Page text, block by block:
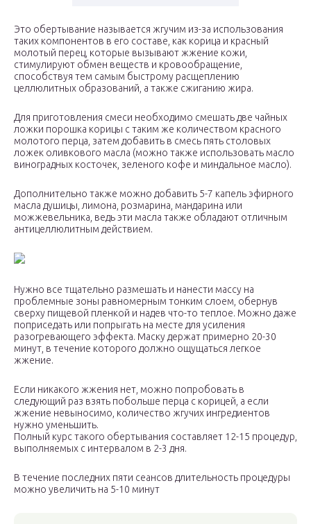
Это обертывание называется жгучим из-за использования
таких компонентов в его составе, как корица и красный
молотый перец, которые вызывают жжение кожи,
стимулируют обмен веществ и кровообращение,
способствуя тем самым быстрому расщеплению
целлюлитных образований, а также сжиганию жира.
Для приготовления смеси необходимо смешать две чайных
ложки порошка корицы с таким же количеством красного
молотого перца, затем добавить в смесь пять столовых
ложек оливкового масла (можно также использовать масло
виноградных косточек, зеленого кофе и миндальное масло).
Дополнительно также можно добавить 5-7 капель эфирного
масла душицы, лимона, розмарина, мандарина или
можжевельника, ведь эти масла также обладают отличным
антицеллюлитным действием.
Нужно все тщательно размешать и нанести массу на
проблемные зоны равномерным тонким слоем, обернув
сверху пищевой пленкой и надев что-то теплое. Можно даже
поприседать или попрыгать на месте для усиления
разогревающего эффекта. Маску держат примерно 20-30
минут, в течение которого должно ощущаться легкое
жжение.
Если никакого жжения нет, можно попробовать в
следующий раз взять побольше перца с корицей, а если
жжение невыносимо, количество жгучих ингредиентов
нужно уменьшить.
Полный курс такого обертывания составляет 12-15 процедур,
выполняемых с интервалом в 2-3 дня.
В течение последних пяти сеансов длительность процедуры
можно увеличить на 5-10 минут